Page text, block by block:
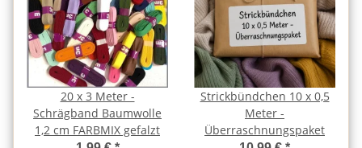
20 x 3 Meter -
Schrägband Baumwolle
1,2 cm FARBMIX gefalzt
Strickbündchen 10 x 0,5
Meter -
Überraschnungspaket